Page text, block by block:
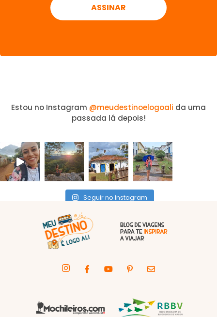
Estou no Instagram @meudestinoelogoali da uma
passada lá depois!
Seguir no Instagram